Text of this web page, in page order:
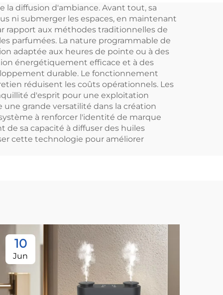
Huile Parfumée Sans
Eau Diffuseur
D'arômes De Voiture
diffusion d'ambiance. Avant tout, sa
ni submerger les espaces, en maintenant
rapport aux méthodes traditionnelles de
parfumées. La nature programmable de
adaptée aux heures de pointe ou à des
énergétiquement efficace et à des
durable. Le fonctionnement
réduisent les coûts opérationnels. Les
d'esprit pour une exploitation
grande versatilité dans la création
à renforcer l'identité de marque
sa capacité à diffuser des huiles
cette technologie pour améliorer
10
Jun